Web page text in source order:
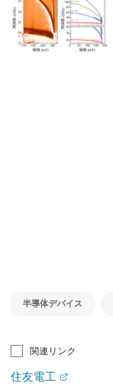
半導体デバイス
関連リンク
住友電工